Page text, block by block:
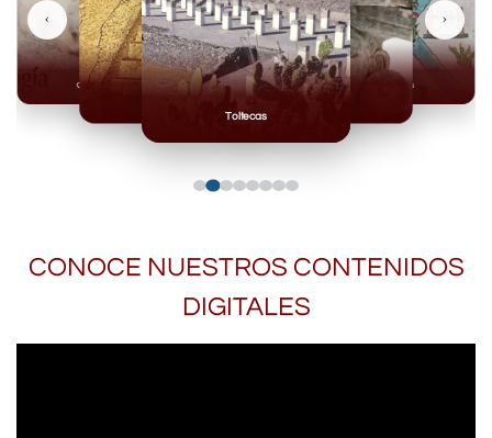
Toltecas
Mexicas
Olmecas
‹ ›
CONOCE NUESTROS CONTENIDOS
DIGITALES